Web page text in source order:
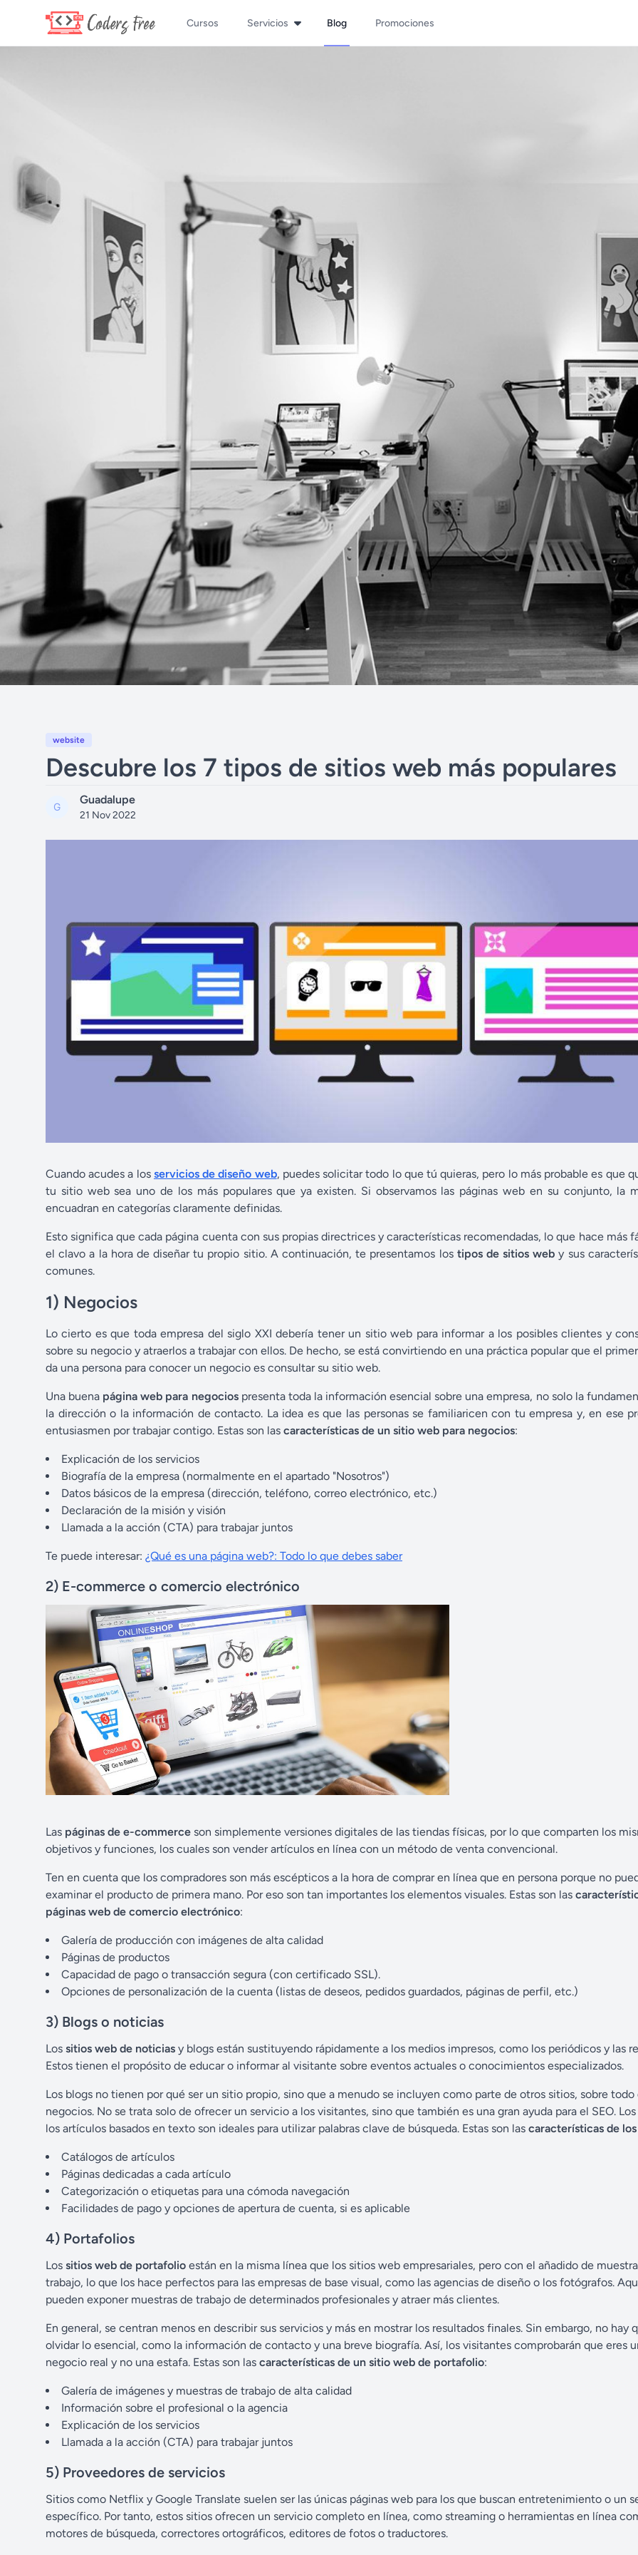
Cursos Servicios Blog Promociones
website
Descubre los 7 tipos de sitios web más populares
Guadalupe
21 Nov 2022
Cuando acudes a los servicios de diseño web, puedes solicitar todo lo que tú quieras, pero lo más probable es que
tu sitio web sea uno de los más populares que ya existen. Si observamos las páginas web en su conjunto, la
encuadran en categorías claramente definidas.
Esto significa que cada página cuenta con sus propias directrices y características recomendadas, lo que hace más
el clavo a la hora de diseñar tu propio sitio. A continuación, te presentamos los tipos de sitios web y sus
comunes.
1) Negocios
Lo cierto es que toda empresa del siglo XXI debería tener un sitio web para informar a los posibles clientes y
sobre su negocio y atraerlos a trabajar con ellos. De hecho, se está convirtiendo en una práctica popular que el
da una persona para conocer un negocio es consultar su sitio web.
Una buena página web para negociospresenta toda la información esencial sobre una empresa, no solo la
la dirección o la información de contacto. La idea es que las personas se familiaricen con tu empresa y, en ese
entusiasmen por trabajar contigo. Estas son las características de un sitio web para negocios:
Explicación de los servicios
Biografía de la empresa (normalmente en el apartado "Nosotros")
Datos básicos de la empresa (dirección, teléfono, correo electrónico, etc.)
Declaración de la misión y visión
Llamada a la acción (CTA) para trabajar juntos
Te puede interesar: ¿Qué es una página web?: Todo lo que debes saber
2) E-commerce o comercio electrónico
Las páginas de e-commerce son simplemente versiones digitales de las tiendas físicas, por lo que comparten los
objetivos y funciones, los cuales son vender artículos en línea con un método de venta convencional.
Ten en cuenta que los compradores son más escépticos a la hora de comprar en línea que en persona porque no
examinar el producto de primera mano. Por eso son tan importantes los elementos visuales. Estas son las
páginas web de comercio electrónico:
Galería de producción con imágenes de alta calidad
Páginas de productos
Capacidad de pago o transacción segura (con certificado SSL).
Opciones de personalización de la cuenta (listas de deseos, pedidos guardados, páginas de perfil, etc.)
3) Blogs o noticias
Los sitios web de noticias y blogs están sustituyendo rápidamente a los medios impresos, como los periódicos y las
Estos tienen el propósito de educar o informar al visitante sobre eventos actuales o conocimientos especializados.
Los blogs no tienen por qué ser un sitio propio, sino que a menudo se incluyen como parte de otros sitios, sobre todo
negocios. No se trata solo de ofrecer un servicio a los visitantes, sino que también es una gran ayuda para el SEO.
los artículos basados en texto son ideales para utilizar palabras clave de búsqueda. Estas son las características de
Catálogos de artículos
Páginas dedicadas a cada artículo
Categorización o etiquetas para una cómoda navegación
Facilidades de pago y opciones de apertura de cuenta, si es aplicable
4) Portafolios
Los sitios web de portafolio están en la misma línea que los sitios web empresariales, pero con el añadido de
trabajo, lo que los hace perfectos para las empresas de base visual, como las agencias de diseño o los fotógrafos.
pueden exponer muestras de trabajo de determinados profesionales y atraer más clientes.
En general, se centran menos en describir sus servicios y más en mostrar los resultados finales. Sin embargo, no hay
olvidar lo esencial, como la información de contacto y una breve biografía. Así, los visitantes comprobarán que eres
negocio real y no una estafa. Estas son las características de un sitio web de portafolio:
Galería de imágenes y muestras de trabajo de alta calidad
Información sobre el profesional o la agencia
Explicación de los servicios
Llamada a la acción (CTA) para trabajar juntos
5) Proveedores de servicios
Sitios como Netflix y Google Translate suelen ser las únicas páginas web para los que buscan entretenimiento o un
específico. Por tanto, estos sitios ofrecen un servicio completo en línea, como streaming o herramientas en línea
motores de búsqueda, correctores ortográficos, editores de fotos o traductores.